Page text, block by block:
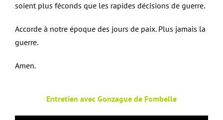
soient plus féconds que les rapides décisions de guerre.
Accorde à notre époque des jours de paix. Plus jamais la
guerre.
Amen.
Entretien avec Gonzague de Fombelle